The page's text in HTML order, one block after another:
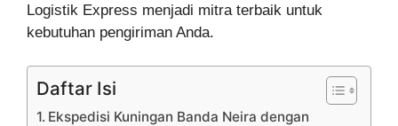
Logistik Express menjadi mitra terbaik untuk
kebutuhan pengiriman Anda.
Daftar Isi
Ekspedisi Kuningan Banda Neira dengan